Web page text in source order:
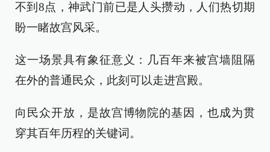
不到8点，神武门前已是人头攒动，人们热切期
盼一睹故宫风采。
这一场景具有象征意义：几百年来被宫墙阻隔
在外的普通民众，此刻可以走进宫殿。
向民众开放，是故宫博物院的基因，也成为贯
穿其百年历程的关键词。